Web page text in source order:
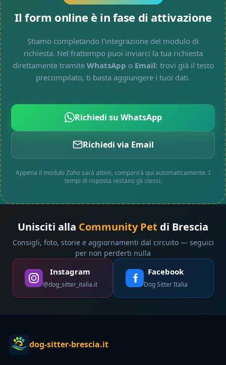
Il form online è in fase di attivazione
Stiamo completando l'integrazione del modulo di
richiesta. Nel frattempo puoi inviarci la tua richiesta
direttamente tramite WhatsApp o Email: trovi già il testo
precompilato, ti basta aggiungere i tuoi dati.
Richiedi su WhatsApp
Richiedi via Email
Appena il modulo Zoho sarà attivo, comparirà qui automaticamente. I
tempi di risposta restano gli stessi.
Unisciti alla Community Pet di Brescia
Consigli, foto, storie e aggiornamenti dal circuito — seguici
per non perderti nulla
Instagram
@dog_sitter_italia.it
Facebook
Dog Sitter Italia
dog-sitter-brescia.it